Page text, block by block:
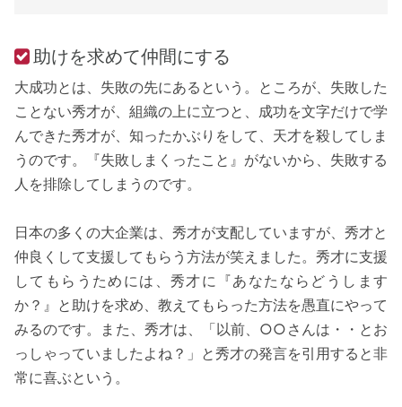
助けを求めて仲間にする
大成功とは、失敗の先にあるという。ところが、失敗した
ことない秀才が、組織の上に立つと、成功を文字だけで学
んできた秀才が、知ったかぶりをして、天才を殺してしま
うのです。『失敗しまくったこと』がないから、失敗する
人を排除してしまうのです。
日本の多くの大企業は、秀才が支配していますが、秀才と
仲良くして支援してもらう方法が笑えました。秀才に支援
してもらうためには、秀才に『あなたならどうします
か？』と助けを求め、教えてもらった方法を愚直にやって
みるのです。また、秀才は、「以前、○○さんは・・とお
っしゃっていましたよね？」と秀才の発言を引用すると非
常に喜ぶという。